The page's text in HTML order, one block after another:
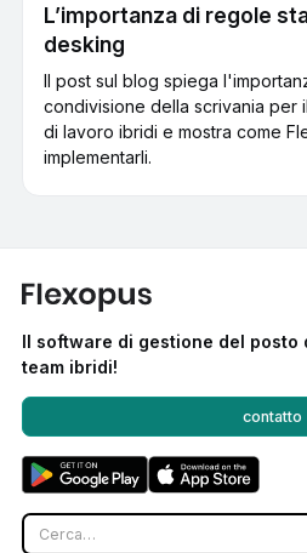
L’importanza di regole
desking
Il post sul blog spiega
condivisione della scrivania per
di lavoro ibridi e mostra come
implementarli.
Il software di gestione del
team ibridi!
contatto